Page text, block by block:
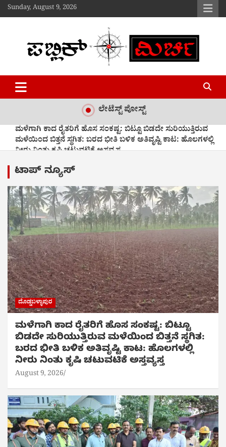
Skip
to
Sunday, August 9, 2026
Public Mirchi
ಲೇಟೆಸ್ಟ್ ಪೋಸ್ಟ್
ಮಳೆಗಾಗಿ ಕಾದ ರೈತರಿಗೆ ಹೊಸ ಸಂಕಷ್ಟ: ಬಿಟ್ಟೂ ಬಿಡದೇ ಸುರಿಯುತ್ತಿರುವ
ಮಳೆಯಿಂದ ಬಿತ್ತನೆ ಸ್ಥಗಿತ: ಬರದ ಭೀತಿ ಬಳಿಕ ಅತಿವೃಷ್ಟಿ ಕಾಟ: ಹೊಲಗಳಲ್ಲಿ
ನೀರು ನಿಂತು ಕೃಷಿ ಚಟುವಟಿಕೆ ಅಸ್ತವ್ಯಸ್ತ
ಕ್ಲೀನ್ ಅಪ್ ಬೆಂಗಳೂರಿಗೆ ಆಂದೋಲನದ ರೂಪ ನೀಡಿದ ಬೆಸ್ಕಾಂ
ಬೈಕ್‌–ಕ್ಯಾಂಟರ್ ನಡುವೆ ಭೀಕರ ಅಪಘಾತ: ಓರ್ವ ಸಾವು, ಇಬ್ಬರಿಗೆ ಗಾಯ
ಓದು, ಪ್ರವಾಸ ಮತ್ತು ಧ್ಯಾನಸ್ಥ ಮನಸ್ಥಿತಿ……..
ಬೆಳೆ ವಿಮೆ ಮಾಡಿಸಲು ಆ.14 ಕೊನೆಯ ದಿನ: ರೈತರು ತಪ್ಪದೇ ಬೆಳೆ ವಿಮೆ
ಮಾಡಿಸಿ- ಸಚಿವ ಕೆ.ಎಚ್ ಮುನಿಯಪ್ಪ
ಟಾಪ್ ನ್ಯೂಸ್
ದೊಡ್ಡಬಳ್ಳಾಪುರ
ಮಳೆಗಾಗಿ ಕಾದ ರೈತರಿಗೆ ಹೊಸ ಸಂಕಷ್ಟ: ಬಿಟ್ಟೂ
ಬಿಡದೇ ಸುರಿಯುತ್ತಿರುವ ಮಳೆಯಿಂದ ಬಿತ್ತನೆ ಸ್ಥಗಿತ:
ಬರದ ಭೀತಿ ಬಳಿಕ ಅತಿವೃಷ್ಟಿ ಕಾಟ: ಹೊಲಗಳಲ್ಲಿ
ನೀರು ನಿಂತು ಕೃಷಿ ಚಟುವಟಿಕೆ ಅಸ್ತವ್ಯಸ್ತ
August 9, 2026